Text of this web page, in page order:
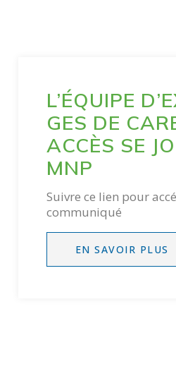
L’ÉQUIPE
GES DE
ACCÈS SE
MNP
Suivre ce lien pour
communiqué
EN SAVOIR PLUS